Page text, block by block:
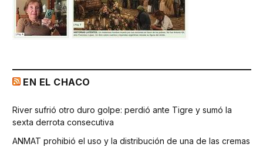
EN EL CHACO
River sufrió otro duro golpe: perdió ante Tigre y sumó la
sexta derrota consecutiva
ANMAT prohibió el uso y la distribución de una de las cremas